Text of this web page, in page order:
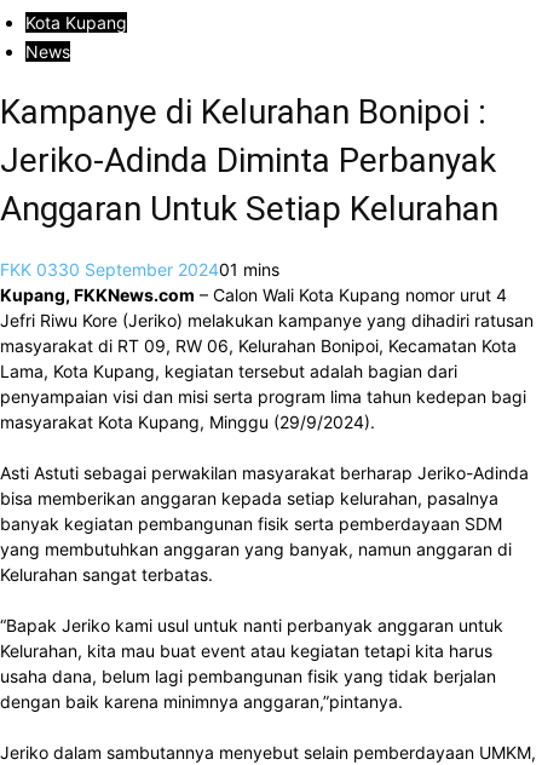
Kota Kupang
News
Kampanye di Kelurahan Bonipoi :
Jeriko-Adinda Diminta Perbanyak
Anggaran Untuk Setiap Kelurahan
FKK 0330 September 202401 mins
Kupang, FKKNews.com – Calon Wali Kota Kupang nomor urut 4
Jefri Riwu Kore (Jeriko) melakukan kampanye yang dihadiri ratusan
masyarakat di RT 09, RW 06, Kelurahan Bonipoi, Kecamatan Kota
Lama, Kota Kupang, kegiatan tersebut adalah bagian dari
penyampaian visi dan misi serta program lima tahun kedepan bagi
masyarakat Kota Kupang, Minggu (29/9/2024).
Asti Astuti sebagai perwakilan masyarakat berharap Jeriko-Adinda
bisa memberikan anggaran kepada setiap kelurahan, pasalnya
banyak kegiatan pembangunan fisik serta pemberdayaan SDM
yang membutuhkan anggaran yang banyak, namun anggaran di
Kelurahan sangat terbatas.
“Bapak Jeriko kami usul untuk nanti perbanyak anggaran untuk
Kelurahan, kita mau buat event atau kegiatan tetapi kita harus
usaha dana, belum lagi pembangunan fisik yang tidak berjalan
dengan baik karena minimnya anggaran,”pintanya.
Jeriko dalam sambutannya menyebut selain pemberdayaan UMKM,